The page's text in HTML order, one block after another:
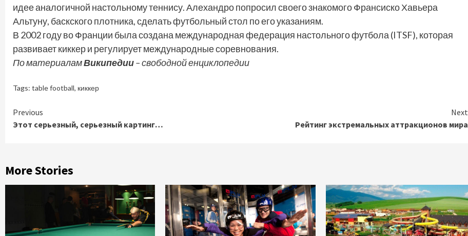
идее аналогичной настольному теннису. Алехандро попросил своего знакомого Франсиско Хавьера
Альтуну, баскского плотника, сделать футбольный стол по его указаниям.
В 2002 году во Франции была создана международная федерация настольного футбола (ITSF), которая
развивает киккер и регулирует международные соревнования.
По материаламВикипедии– свободной енциклопедии
Tags: table football, киккер
Continue
Reading
Previous
Этот серьезный, серьезный картинг…
Next
Рейтинг экстремальных аттракционов мира
More Stories